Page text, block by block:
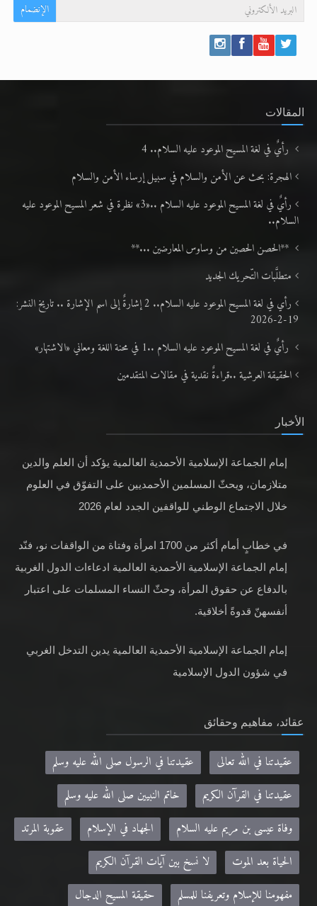
الإنضمام
المقالات
رأيٌ في لغة المسيح الموعود عليه السلام.. 4
الهجرة: بحث عن الأمن والسلام في سبيل إرساء الأمن والسلام
رأيٌ في لغة المسيح الموعود عليه السلام ..«3» نظرة في شعر المسيح الموعود عليه
السلام..
**الحصن الحصين من وساوس المعارضين ...**
متطلَّبات التّحريك الجديد
رأي في لغة المسيح الموعود عليه السلام.. 2 إشارةٌ إلى اسم الإشارة .. تاريخ النشر:
19-2-2026
رأيٌ في لغة المسيح الموعود عليه السلام ..1 في محنة اللغة ومعاني «الاشتهار»
الحقيقة العرشية ..قراءةٌ نقدية في مقالات المتقدمين
الأخبار
إمام الجماعة الإسلامية الأحمدية العالمية يؤكد أن العلم والدين
متلازمان، ويحثّ المسلمين الأحمديين على التفوّق في العلوم
خلال الاجتماع الوطني للواقفين الجدد لعام 2026
في خطابٍ أمام أكثر من 1700 امرأة وفتاة من الواقفات نو، فنّد
إمام الجماعة الإسلامية الأحمدية العالمية ادعاءات الدول الغربية
بالدفاع عن حقوق المرأة، وحثّ النساء المسلمات على اعتبار
أنفسهنّ قدوةً أخلاقية.
إمام الجماعة الإسلامية الأحمدية العالمية يدين التدخل الغربي
في شؤون الدول الإسلامية
عقائد، مفاهيم وحقائق
عقيدتنا في الله تعالى
عقيدتنا في الرسول صلى الله عليه وسلم
عقيدتنا في القرآن الكريم
خاتم النبيين صلى الله عليه وسلم
وفاة عيسى بن مريم عليه السلام
الجهاد في الإسلام
عقوبة المرتد
الحياة بعد الموت
لا نسخ بين آيات القرآن الكريم
مفهومنا للإسلام وتعريفنا للمسلم
حقيقة المسيح الدجال